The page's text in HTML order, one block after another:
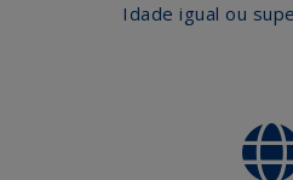
Idade igual ou